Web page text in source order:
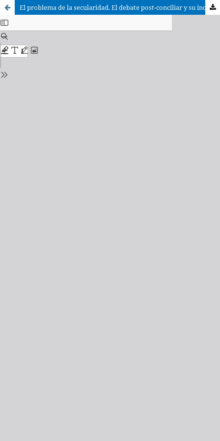
El problema de la secularidad. El debate post-conciliar y su incidencia en el CIC